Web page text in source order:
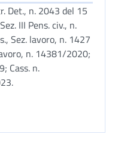
Det., n. 2043 del 15
III Pens. civ., n.
Sez. lavoro, n. 1427
n. 14381/2020;
Cass. n.